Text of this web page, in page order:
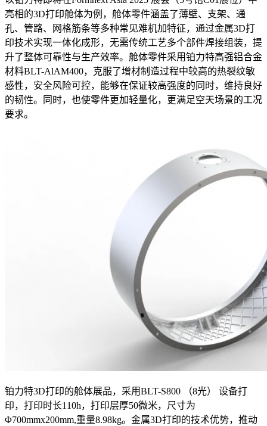
亮相的3D打印舱体为例，舱体零件涵盖了薄壁、支架、通
孔、管路、网格筋条等多种常见难机加特征，通过金属3D打
印技术实现一体化成形，无需传统工艺多个部件焊接组装，提
升了整体可靠性与生产效率。舱体零件采用铂力特高强铝合金
材料BLT-AlAM400，克服了增材制造过程中较高的热裂纹敏
感性，安全风险可控，能够在保证较高强度的同时，维持良好
的韧性。同时，也使零件更加轻量化，更满足空天场景的工况
要求。
铂力特3D打印的舱体展品，采用BLT-S800 （8光） 设备打
印，打印时长110h，打印层厚50微米，尺寸为
Φ700mmx200mm,重量8.98kg。金属3D打印的技术优势，推动